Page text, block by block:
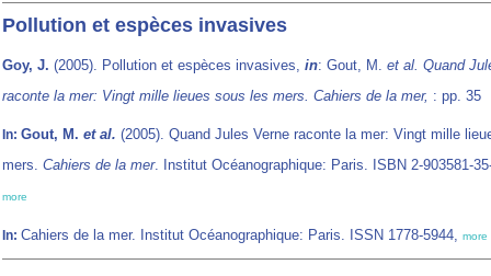
Pollution et espèces invasives
Goy, J. (2005). Pollution et espèces invasives, in: Gout, M. et al. Quand
raconte la mer: Vingt mille lieues sous les mers. Cahiers de la mer, : pp. 35
In: Gout, M. et al. (2005). Quand Jules Verne raconte la mer: Vingt mille
mers. Cahiers de la mer. Institut Océanographique: Paris. ISBN 2-903581-
more
In: Cahiers de la mer. Institut Océanographique: Paris. ISSN 1778-5944, more